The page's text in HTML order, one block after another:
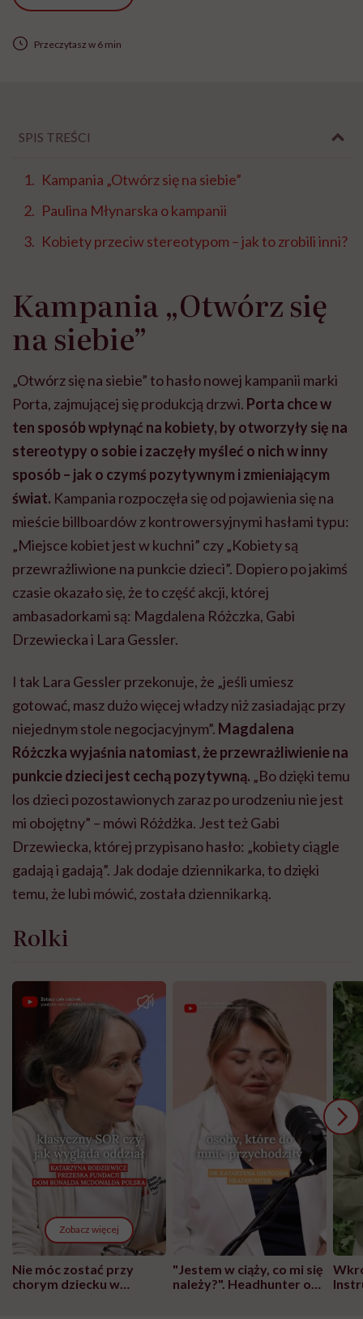
Przeczytasz w 6 min
SPIS TREŚCI
Kampania „Otwórz się na siebie”
Paulina Młynarska o kampanii
Kobiety przeciw stereotypom – jak to zrobili inni?
Kampania „Otwórz się
na siebie”
„Otwórz się na siebie” to hasło nowej kampanii marki
Porta, zajmującej się produkcją drzwi. Porta chce w
ten sposób wpłynąć na kobiety, by otworzyły się na
stereotypy o sobie i zaczęły myśleć o nich w inny
sposób – jak o czymś pozytywnym i zmieniającym
świat. Kampania rozpoczęła się od pojawienia się na
mieście billboardów z kontrowersyjnymi hasłami typu:
„Miejsce kobiet jest w kuchni” czy „Kobiety są
przewrażliwione na punkcie dzieci”. Dopiero po jakimś
czasie okazało się, że to część akcji, której
ambasadorkami są: Magdalena Różczka, Gabi
Drzewiecka i Lara Gessler.
I tak Lara Gessler przekonuje, że „jeśli umiesz
gotować, masz dużo więcej władzy niż zasiadając przy
niejednym stole negocjacyjnym”. Magdalena
Różczka wyjaśnia natomiast, że przewrażliwienie na
punkcie dzieci jest cechą pozytywną. „Bo dzięki temu
los dzieci pozostawionych zaraz po urodzeniu nie jest
mi obojętny” – mówi Różdżka. Jest też Gabi
Drzewiecka, której przypisano hasło: „kobiety ciągle
gadają i gadają”. Jak dodaje dziennikarka, to dzięki
temu, że lubi mówić, została dziennikarką.
Rolki
Zobacz więcej
Nie móc zostać przy
chorym dziecku w
"Jestem w ciąży, co mi się
należy?". Headhunter o